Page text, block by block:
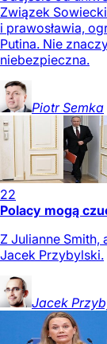
Związek
i prawosławia,
Putina. Nie
niebezpieczna.
Piotr Semka
22
Polacy mogą
Z Julianne Smith,
Jacek Przybylski.
Jacek